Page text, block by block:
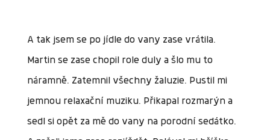
A tak jsem se po jídle do vany zase vrátila.
Martin se zase chopil role duly a šlo mu to
náramně. Zatemnil všechny žaluzie. Pustil mi
jemnou relaxační muziku. Přikapal rozmarýn a
sedl si opět za mě do vany na porodní sedátko.